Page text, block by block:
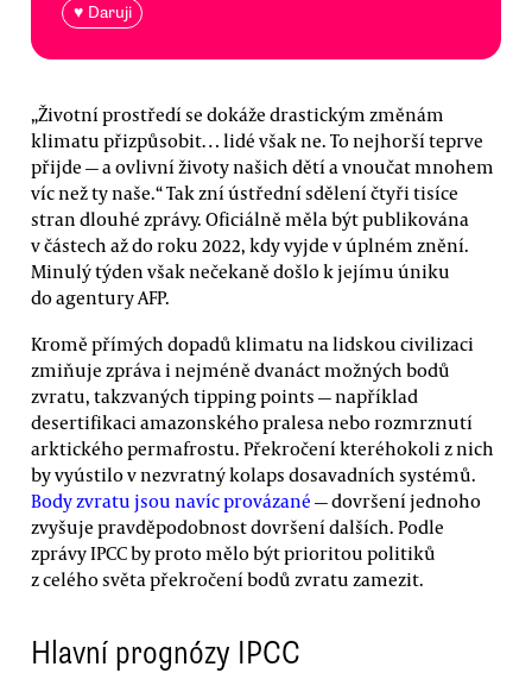
♥ Daruji
„Životní prostředí se dokáže drastickým změnám
klimatu přizpůsobit… lidé však ne. To nejhorší teprve
přijde — a ovlivní životy našich dětí a vnoučat mnohem
víc než ty naše.“ Tak zní ústřední sdělení čtyři tisíce
stran dlouhé zprávy. Oficiálně měla být publikována
v částech až do roku 2022, kdy vyjde v úplném znění.
Minulý týden však nečekaně došlo k jejímu úniku
do agentury AFP.
Kromě přímých dopadů klimatu na lidskou civilizaci
zmiňuje zpráva i nejméně dvanáct možných bodů
zvratu, takzvaných tipping points — například
desertifikaci amazonského pralesa nebo rozmrznutí
arktického permafrostu. Překročení kteréhokoli z nich
by vyústilo v nezvratný kolaps dosavadních systémů.
Body zvratu jsou navíc provázané — dovršení jednoho
zvyšuje pravděpodobnost dovršení dalších. Podle
zprávy IPCC by proto mělo být prioritou politiků
z celého světa překročení bodů zvratu zamezit.
Hlavní prognózy IPCC